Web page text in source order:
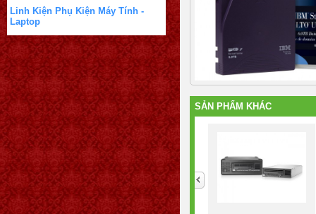
Linh Kiện Phụ Kiện Máy Tính -
Laptop
SẢN PHẨM KHÁC
<